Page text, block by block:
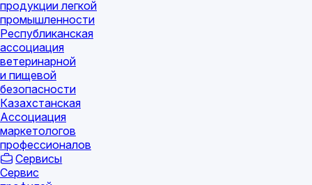
продукции легкой
промышленности
Республиканская
ассоциация
ветеринарной
и пищевой
безопасности
Казахстанская
Ассоциация
маркетологов
профессионалов
Сервисы
Сервис